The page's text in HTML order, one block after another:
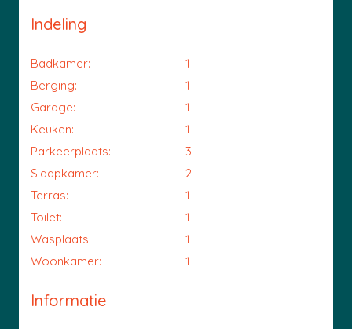
Indeling
Badkamer:
1
Berging:
1
Garage:
1
Keuken:
1
Parkeerplaats:
3
Slaapkamer:
2
Terras:
1
Toilet:
1
Wasplaats:
1
Woonkamer:
1
Informatie